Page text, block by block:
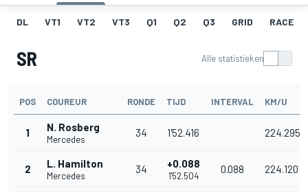
DL VT1 VT2 VT3 Q1 Q2 Q3 GRID RACE
SR Alle statistieken
POS COUREUR RONDE TIJD INTERVAL KM/U
1 N. Rosberg
Mercedes
34 1'52.416 224.295
2 L. Hamilton
Mercedes
34 +0.088
1'52.504
0.088 224.120